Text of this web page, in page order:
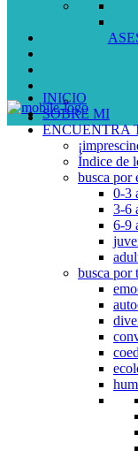
INICIO
SOBRE MI
ENCUENTRA
Índice de
busca por
0-3
3-6
6-9
busca por